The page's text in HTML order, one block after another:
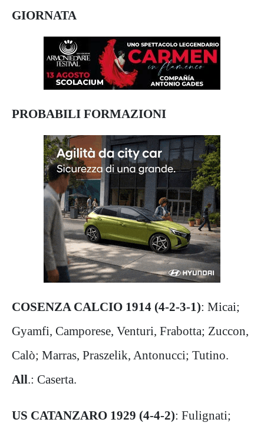
GIORNATA
PROBABILI FORMAZIONI
COSENZA CALCIO 1914 (4-2-3-1): Micai;
Gyamfi, Camporese, Venturi, Frabotta; Zuccon,
Calò; Marras, Praszelik, Antonucci; Tutino.
All.: Caserta.
US CATANZARO 1929 (4-4-2): Fulignati;